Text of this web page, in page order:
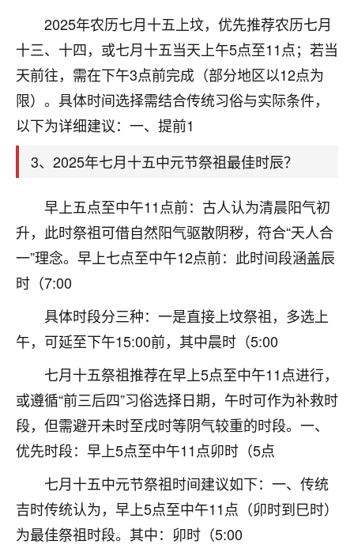
2025年农历七月十五上坟，优先推荐农历七月
十三、十四，或七月十五当天上午5点至11点；若当
天前往，需在下午3点前完成（部分地区以12点为
限）。具体时间选择需结合传统习俗与实际条件，
以下为详细建议：一、提前1
3、2025年七月十五中元节祭祖最佳时辰？
早上五点至中午11点前：古人认为清晨阳气初
升，此时祭祖可借自然阳气驱散阴秽，符合“天人合
一”理念。早上七点至中午12点前：此时间段涵盖辰
时（7:00
具体时段分三种：一是直接上坟祭祖，多选上
午，可延至下午15:00前，其中晨时（5:00
七月十五祭祖推荐在早上5点至中午11点进行，
或遵循“前三后四”习俗选择日期，午时可作为补救时
段，但需避开未时至戌时等阴气较重的时段。一、
优先时段：早上5点至中午11点卯时（5点
七月十五中元节祭祖时间建议如下：一、传统
吉时传统认为，早上5点至中午11点（卯时到巳时）
为最佳祭祖时段。其中：卯时（5:00
17分钟前 来自湖北 19
心若莲花
我是做餐饮的，这两年，生意屡屡受挫，店开一家关
一家，要么生意不好，生意好的就出事。前些年攒的
家底快败光了，真是倒霉！我也想找人看看到底怎么
回事？
：你可以找老师看看，人有时不服命不行
太阳当空赵：我也做餐饮的，生意不算大，但
是我从找店开始都是找慧来老师跟进的，选
址、风水、还有开业日子，哪哪都看了，虽然
大环境不好，但是我家生意还可以，前几天又
刚找老师做了补财库，希望财运更好一点！
2小时前 来自海南 18
我女儿高二叛逆，大半年不上学，一说她就要死要活
的，把我们两口子愁的不行，朋友给我推荐的慧来老
师，一开始我是病急乱投医，这半年来，法事一个个
做完，我女儿跟变了个人一样，不期望她能考多好的
大学，只要能安安稳稳的把书读了，身体心理都健健
康康的我就很知足了！
鹿森：可怜天下父母心啊！
3小时前 来自河北